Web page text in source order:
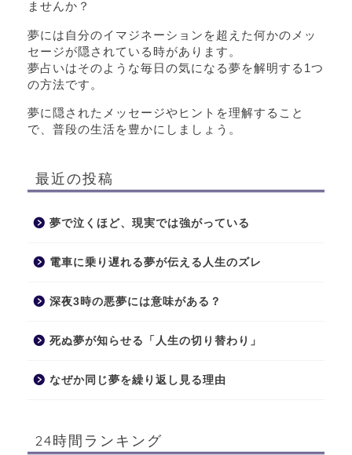
ませんか？
夢には自分のイマジネーションを超えた何かのメッ
セージが隠されている時があります。
夢占いはそのような毎日の気になる夢を解明する1つ
の方法です。
夢に隠されたメッセージやヒントを理解すること
で、普段の生活を豊かにしましょう。
最近の投稿
夢で泣くほど、現実では強がっている
電車に乗り遅れる夢が伝える人生のズレ
深夜3時の悪夢には意味がある？
死ぬ夢が知らせる「人生の切り替わり」
なぜか同じ夢を繰り返し見る理由
24時間ランキング